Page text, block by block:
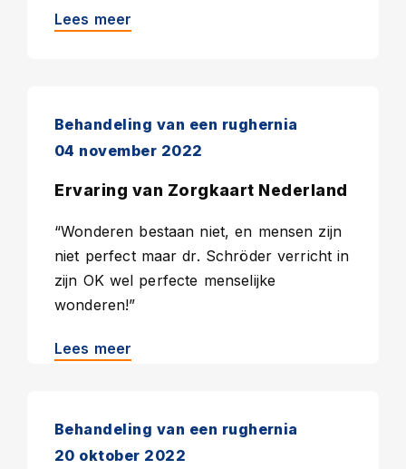
Lees meer
Behandeling van een rughernia
04 november 2022
Ervaring van Zorgkaart Nederland
“Wonderen bestaan niet, en mensen zijn
niet perfect maar dr. Schröder verricht in
zijn OK wel perfecte menselijke
wonderen!”
Lees meer
Behandeling van een rughernia
20 oktober 2022